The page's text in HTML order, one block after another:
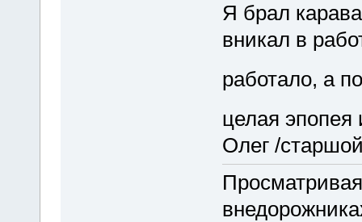
Я брал
вникал в
работало, а
целая
Олег /